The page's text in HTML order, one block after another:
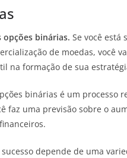
opções binárias. Se você
de moedas, você
na formação de sua
binárias é um processo
faz uma previsão sobre o
depende de uma